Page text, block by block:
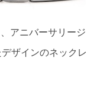
アニバーサリージ
ザインのネックレ